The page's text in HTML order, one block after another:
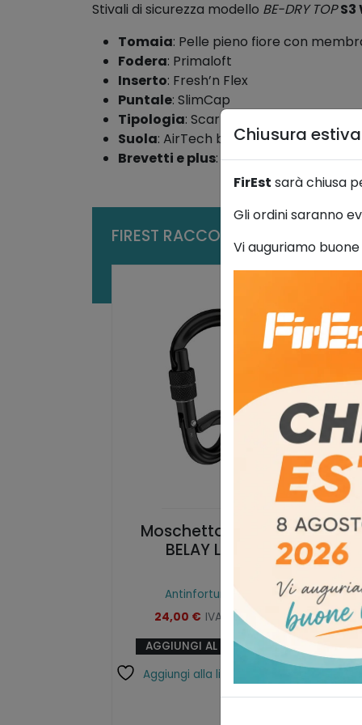
Stivali di sicurezza modello BE-DRY TOP S3
Tomaia: Pelle pieno fiore con
Fodera: Primaloft
Inserto: Fresh’n Flex
Puntale: SlimCap
Tipologia: Scarpa alta
Suola: AirTech bidensità PU/Gomma
Brevetti e plus: SlimCap, LifePlus,
FIREST RACCOMANDA INOLTRE
Moschettone HMS
BELAY LOCK
Antinfortunistica
24,00 € IVA esclusa
AGGIUNGI AL CARRELLO
Aggiungi alla lista dei desideri
Chiusura
FirEst sarà chiusa
Gli ordini saranno
Vi auguriamo